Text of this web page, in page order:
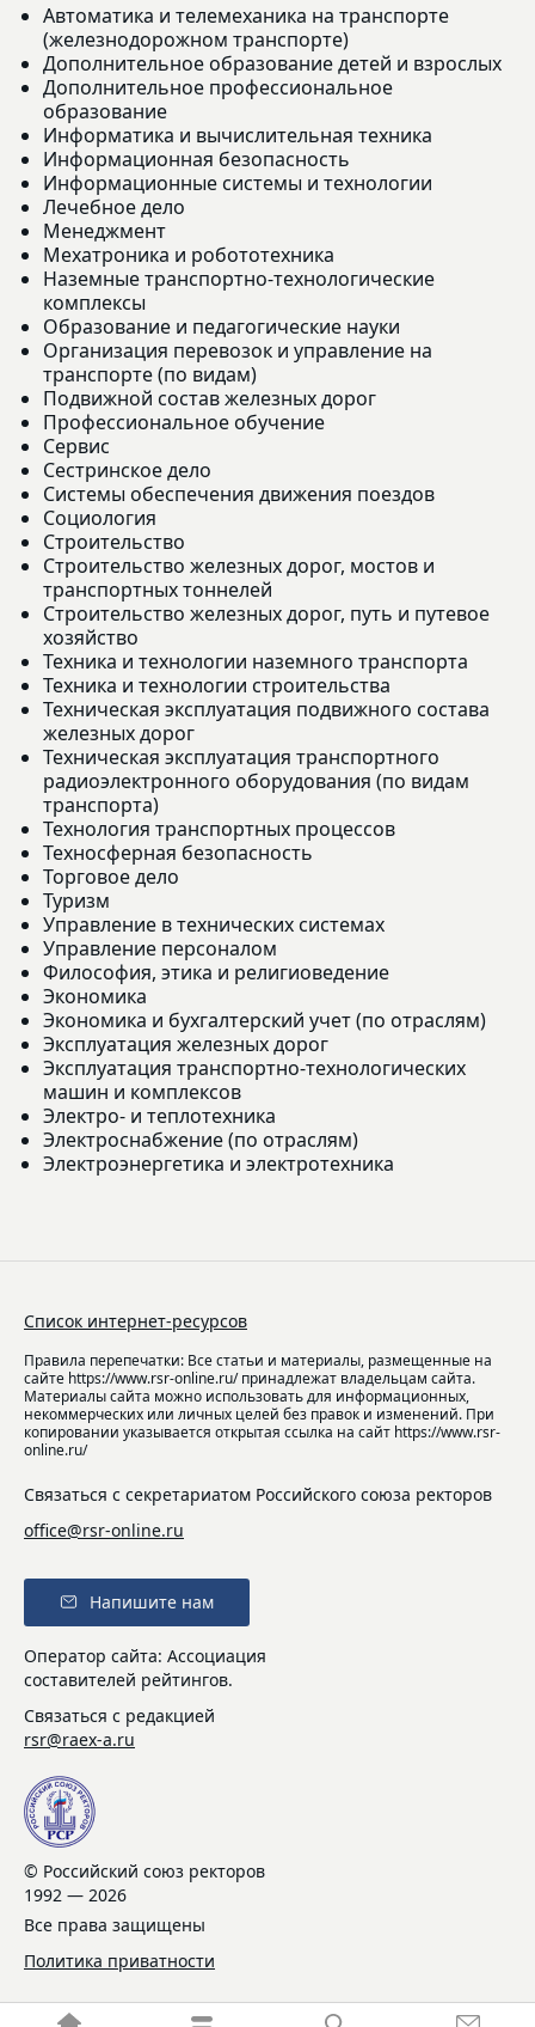
Автоматика и телемеханика на транспорте
(железнодорожном транспорте)
Дополнительное образование детей и взрослых
Дополнительное профессиональное
образование
Информатика и вычислительная техника
Информационная безопасность
Информационные системы и технологии
Лечебное дело
Менеджмент
Мехатроника и робототехника
Наземные транспортно-технологические
комплексы
Образование и педагогические науки
Организация перевозок и управление на
транспорте (по видам)
Подвижной состав железных дорог
Профессиональное обучение
Сервис
Сестринское дело
Системы обеспечения движения поездов
Социология
Строительство
Строительство железных дорог, мостов и
транспортных тоннелей
Строительство железных дорог, путь и путевое
хозяйство
Техника и технологии наземного транспорта
Техника и технологии строительства
Техническая эксплуатация подвижного состава
железных дорог
Техническая эксплуатация транспортного
радиоэлектронного оборудования (по видам
транспорта)
Технология транспортных процессов
Техносферная безопасность
Торговое дело
Туризм
Управление в технических системах
Управление персоналом
Философия, этика и религиоведение
Экономика
Экономика и бухгалтерский учет (по отраслям)
Эксплуатация железных дорог
Эксплуатация транспортно-технологических
машин и комплексов
Электро- и теплотехника
Электроснабжение (по отраслям)
Электроэнергетика и электротехника
Список интернет-ресурсов
Правила перепечатки: Все статьи и материалы, размещенные на
сайте https://www.rsr-online.ru/ принадлежат владельцам сайта.
Материалы сайта можно использовать для информационных,
некоммерческих или личных целей без правок и изменений. При
копировании указывается открытая ссылка на сайт https://www.rsr-
online.ru/
Связаться с секретариатом Российского союза ректоров
office@rsr-online.ru
Напишите нам
Оператор сайта: Ассоциация
составителей рейтингов.
Связаться с редакцией
rsr@raex-a.ru
© Российский союз ректоров
1992 — 2026
Все права защищены
Политика приватности